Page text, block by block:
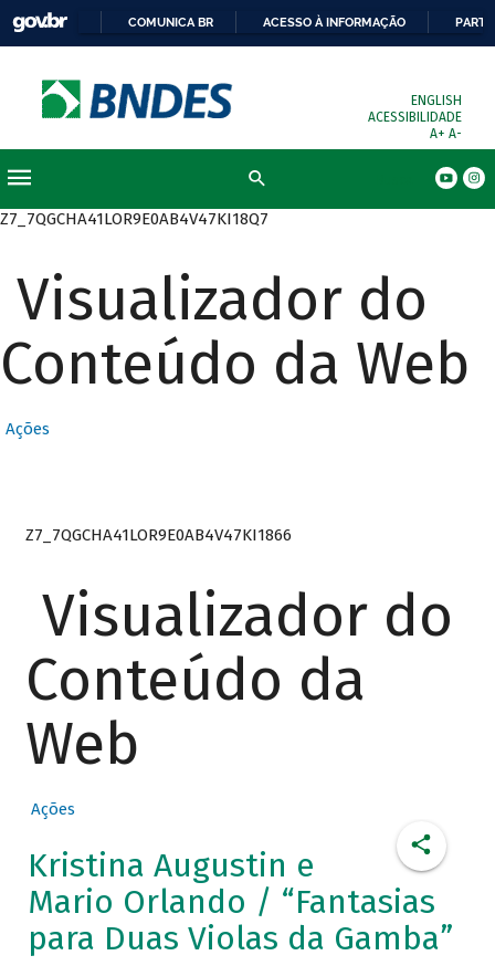
COMUNICA BR ACESSO À INFORMAÇÃO
ENGLISH
ACESSIBILIDADE
A+ A-
Z7_7QGCHA41LOR9E0AB4V47KI18Q7
Visualizador do
Conteúdo da Web
Ações
Z7_7QGCHA41LOR9E0AB4V47KI1866
Visualizador do
Conteúdo da
Web
Ações
Kristina Augustin e
Mario Orlando / “Fantasias
para Duas Violas da Gamba”